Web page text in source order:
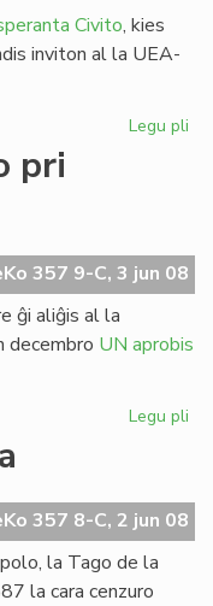
Civito, kies
inviton al la UEA-
Legu pli
en
pri
357 9-C, 3 jun 08
ĝi aliĝis al la
decembro UN aprobis
Legu pli
357 8-C, 2 jun 08
la Tago de la
la cara cenzuro